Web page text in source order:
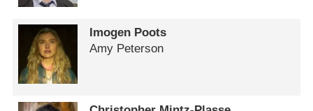
Imogen Poots
Amy Peterson